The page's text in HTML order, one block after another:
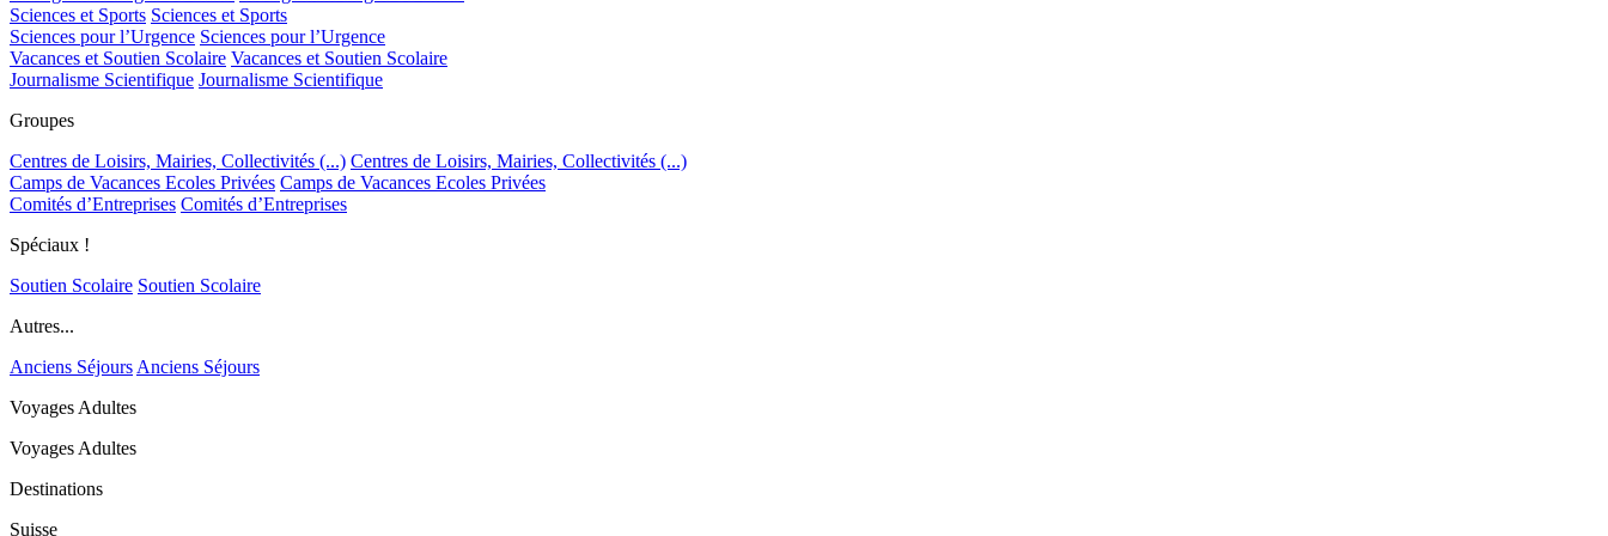
Sciences et Sports Sciences et Sports
Sciences pour l’Urgence Sciences pour l’Urgence
Vacances et Soutien Scolaire Vacances et Soutien Scolaire
Journalisme Scientifique Journalisme Scientifique
Groupes
Centres de Loisirs, Mairies, Collectivités (...) Centres de Loisirs, Mairies, Collectivités (...)
Camps de Vacances Ecoles Privées Camps de Vacances Ecoles Privées
Comités d’Entreprises Comités d’Entreprises
Spéciaux !
Soutien Scolaire Soutien Scolaire
Autres...
Anciens Séjours Anciens Séjours
Voyages Adultes
Voyages Adultes
Destinations
Suisse